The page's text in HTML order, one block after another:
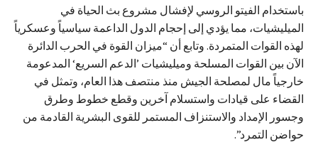
باستخدام الفيتو الروسي لإفشال مشروع بث الحياة في
الميليشيات، مما يؤدي إلى إحجام الدول الداعمة سياسياً وعسكرياً
لهذه القوات المتمردة. وتابع أن “ميزان القوة في الحرب الدائرة
الآن بين القوات المسلحة وميليشيات ’الدعم السريع‘ المدعومة
خارجياً مال لمصلحة الجيش منذ منتصف هذا العام، وتمثل في
القضاء على قيادات واستسلام آخرين وقطع خطوط وطرق
وجسور الإمداد والاستنزاف المستمر للقوى البشرية القادمة من
حواضن التمرد”.